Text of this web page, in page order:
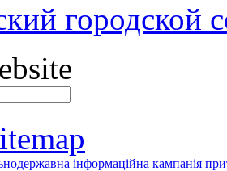
городской
інформаційна кампанія